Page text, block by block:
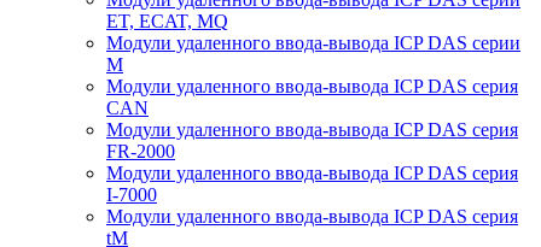
ET, ECAT, MQ
Модули удаленного ввода-вывода ICP DAS серии
M
Модули удаленного ввода-вывода ICP DAS серия
CAN
Модули удаленного ввода-вывода ICP DAS серия
FR-2000
Модули удаленного ввода-вывода ICP DAS серия
I-7000
Модули удаленного ввода-вывода ICP DAS серия
tM